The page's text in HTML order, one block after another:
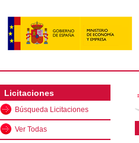
Licitaciones
Búsqueda Licitaciones
Ver Todas